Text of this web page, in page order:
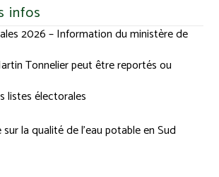
infos
2026 – Information du ministère de
Tonnelier peut être reportés ou
listes électorales
la qualité de l’eau potable en Sud